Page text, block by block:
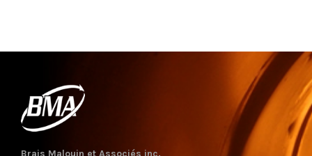
Brais Malouin et Associés inc.